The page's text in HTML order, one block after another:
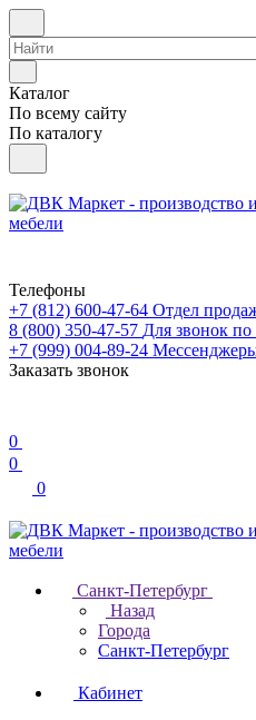
Каталог
По всему сайту
По каталогу
Телефоны
+7 (812) 600-47-64 Отдел
8 (800) 350-47-57 Для звонок по
+7 (999) 004-89-24
Заказать звонок
0
0
0
Санкт-Петербург
Назад
Города
Санкт-Петербург
Кабинет